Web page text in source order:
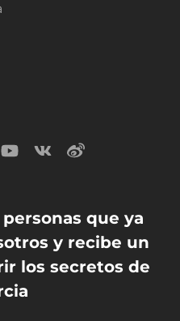
que ya
y recibe un
los secretos de